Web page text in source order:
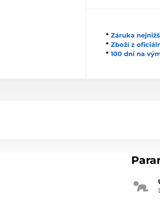
* Záruka
* Zboží z
* 100 dní na